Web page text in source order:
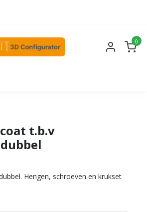
0
t.b.v
Hengen, schroeven en krukset